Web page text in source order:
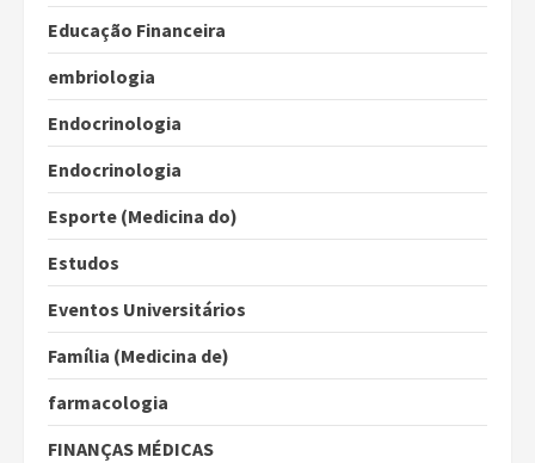
Educação Financeira
embriologia
Endocrinologia
Endocrinologia
Esporte (Medicina do)
Estudos
Eventos Universitários
Família (Medicina de)
farmacologia
FINANÇAS MÉDICAS